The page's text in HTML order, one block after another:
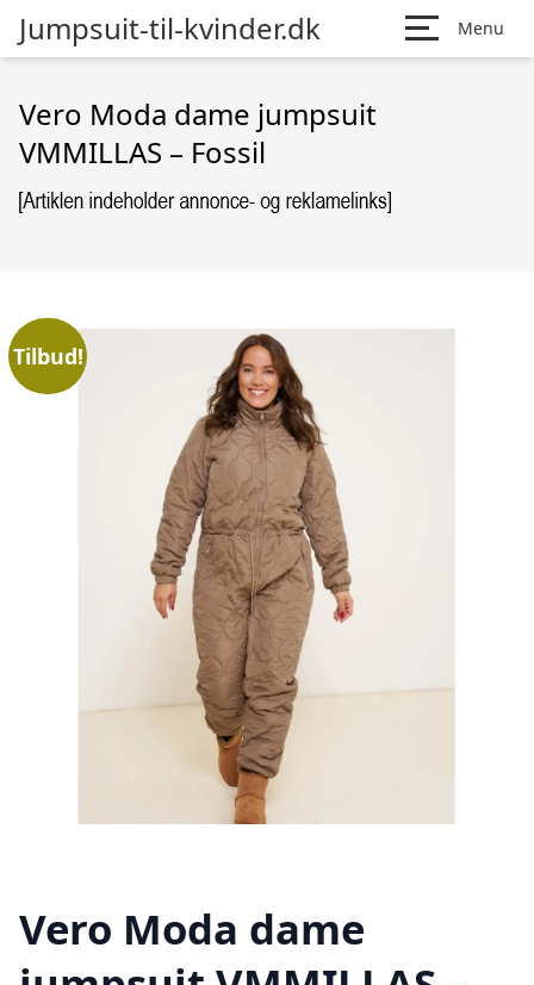
Jumpsuit-til-kvinder.dk Menu
Vero Moda dame jumpsuit
VMMILLAS – Fossil
Tilbud!
Vero Moda dame